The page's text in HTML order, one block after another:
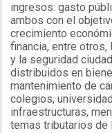
ingresos: gasto
ambos con el
crecimiento
financia, entre
y la seguridad
distribuidos en
mantenimiento de
colegios,
infraestructuras,
temas tributarios de